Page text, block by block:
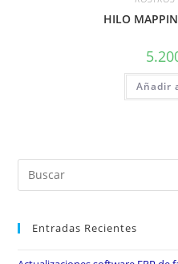
HILO
Añadir
Entradas Recientes